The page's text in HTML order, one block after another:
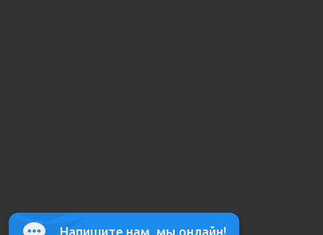
Напишите нам, мы онлайн!